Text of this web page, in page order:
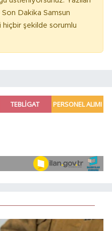
Dakika Samsun
hiçbir şekilde sorumlu